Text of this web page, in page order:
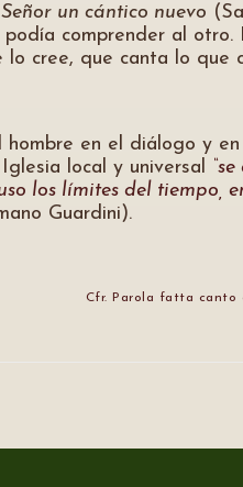
un cántico nuevo
comprender al otro.
lo cree, que canta lo que
en el diálogo y en
local y universal
los límites del tiempo,
Guardini).
Cfr. Parola fatta canto